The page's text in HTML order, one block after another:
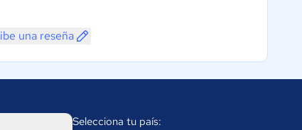
una reseña
Selecciona tu país: